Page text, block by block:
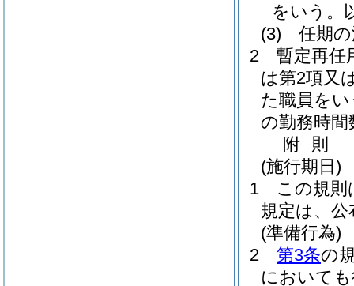
をいう。
(3)
任期
2
暫定再任
は第2項又
た職員を
の勤務時
附 則
(施行期日)
1
この規則
規定は、
(準備行為)
2
第3条の
において